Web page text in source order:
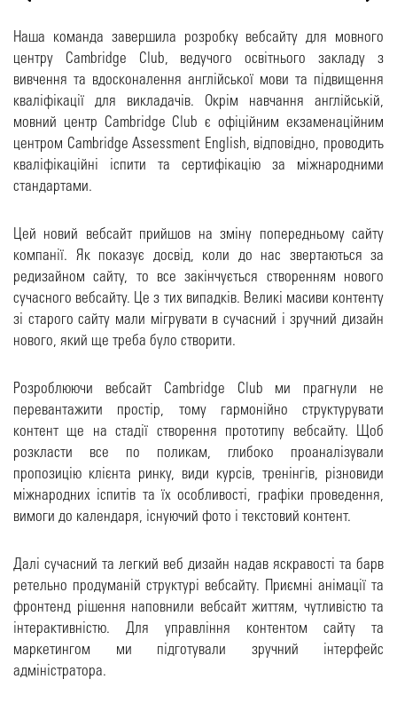
Наша команда завершила розробку вебсайту для мовного
центру Cambridge Club, ведучого освітнього закладу з
вивчення та вдосконалення англійської мови та підвищення
кваліфікації для викладачів. Окрім навчання англійській,
мовний центр Cambridge Club є офіційним екзаменаційним
центром Cambridge Assessment English, відповідно, проводить
кваліфікаційні іспити та сертифікацію за міжнародними
стандартами.
Цей новий вебсайт прийшов на зміну попередньому сайту
компанії. Як показує досвід, коли до нас звертаються за
редизайном сайту, то все закінчується створенням нового
сучасного вебсайту. Це з тих випадків. Великі масиви контенту
зі старого сайту мали мігрувати в сучасний і зручний дизайн
нового, який ще треба було створити.
Розроблюючи вебсайт Cambridge Club ми прагнули не
перевантажити простір, тому гармонійно структурувати
контент ще на стадії створення прототипу вебсайту. Щоб
розкласти все по поликам, глибоко проаналізували
пропозицію клієнта ринку, види курсів, тренінгів, різновиди
міжнародних іспитів та їх особливості, графіки проведення,
вимоги до календаря, існуючий фото і текстовий контент.
Далі сучасний та легкий веб дизайн надав яскравості та барв
ретельно продуманій структурі вебсайту. Приємні анімації та
фронтенд рішення наповнили вебсайт життям, чутливістю та
інтерактивністю. Для управління контентом сайту та
маркетингом ми підготували зручний інтерфейс
адміністратора.